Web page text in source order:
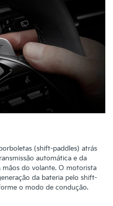
(shift-paddles) atrás
automática e da
mãos do volante. O motorista
da bateria pelo shift-
o modo de condução.